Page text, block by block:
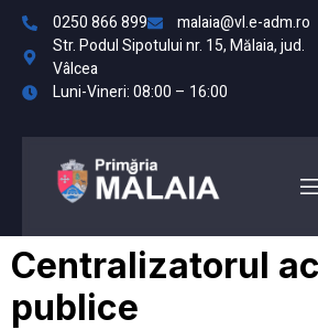
0250 866 899
malaia@vl.e-adm.ro
Str. Podul Sipotului nr. 15, Mălaia, jud.
Vâlcea
Luni-Vineri: 08:00 – 16:00
Centralizatorul
publice